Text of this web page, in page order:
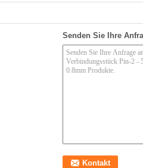
Senden Sie Ihre